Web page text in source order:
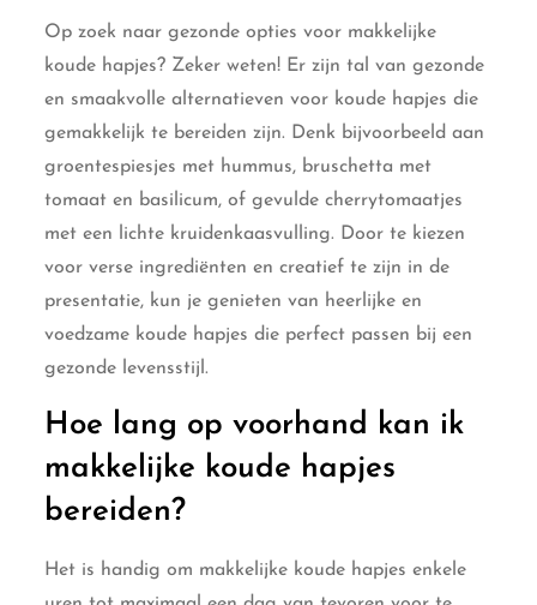
Op zoek naar gezonde opties voor makkelijke
koude hapjes? Zeker weten! Er zijn tal van gezonde
en smaakvolle alternatieven voor koude hapjes die
gemakkelijk te bereiden zijn. Denk bijvoorbeeld aan
groentespiesjes met hummus, bruschetta met
tomaat en basilicum, of gevulde cherrytomaatjes
met een lichte kruidenkaasvulling. Door te kiezen
voor verse ingrediënten en creatief te zijn in de
presentatie, kun je genieten van heerlijke en
voedzame koude hapjes die perfect passen bij een
gezonde levensstijl.
Hoe lang op voorhand kan ik
makkelijke koude hapjes
bereiden?
Het is handig om makkelijke koude hapjes enkele